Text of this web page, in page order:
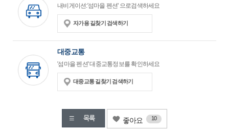
내비게이션:'섬마을 펜션' 으로검색하세요
자가용 길찾기 검색하기
대중교통
'섬마을 펜션' 대중교통정보를 확인하세요
대중교통 길찾기 검색하기
좋아요 10